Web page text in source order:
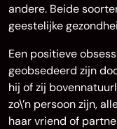
andere. Beide
geestelijke
Een positieve
geobsedeerd zijn
hij of zij
zo\’n persoon zijn,
haar vriend of